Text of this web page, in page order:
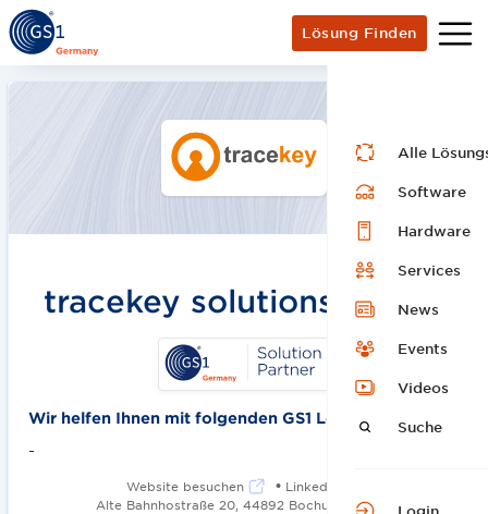
Lösung Finden
Alle
Software
Hardware
Services
News
Events
Videos
Suche
Login
tracekey solutions GmbH
Wir helfen Ihnen mit folgenden GS1 Lösungen:
-
Website besuchen • LinkedIn
Alte Bahnhostraße 20, 44892 Bochum
2013